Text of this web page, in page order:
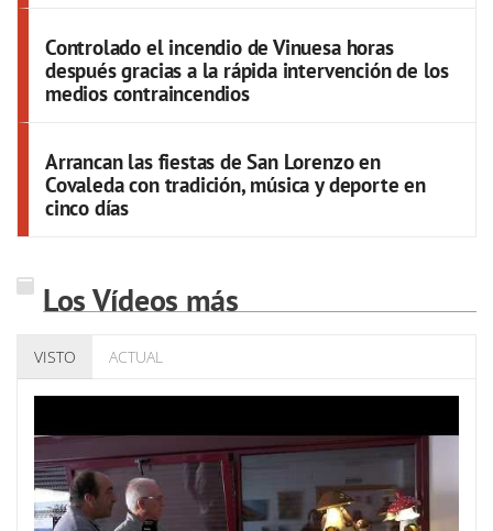
Controlado el incendio de Vinuesa horas
después gracias a la rápida intervención de los
medios contraincendios
Arrancan las fiestas de San Lorenzo en
Covaleda con tradición, música y deporte en
cinco días
Los Vídeos más
VISTO ACTUAL